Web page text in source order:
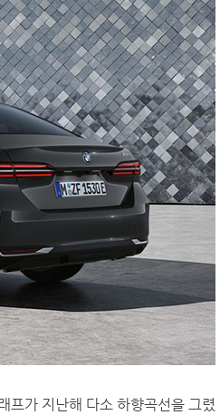
프가 지난해 다소 하향곡선을 그렸